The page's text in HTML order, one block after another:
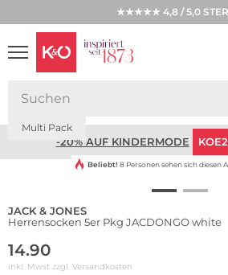
★★★★★ 4,8 / 5,0
VIBES
-20% AUF KINDERMODE
Multi Pack
Beliebt! 8 Personen sehen sich diesen
JACK & JONES
Herrensocken 5er Pkg JACDONGO white
14.90
inkl. Mwst zzgl. Versandkosten